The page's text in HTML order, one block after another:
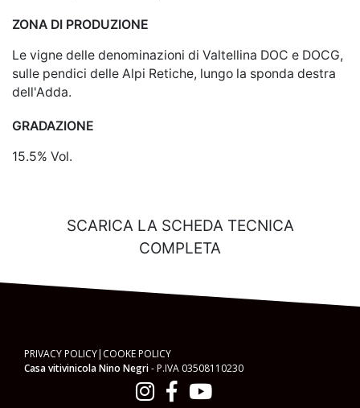
ZONA DI PRODUZIONE
Le vigne delle denominazioni di Valtellina DOC e DOCG,
sulle pendici delle Alpi Retiche, lungo la sponda destra
dell'Adda.
GRADAZIONE
15.5% Vol.
SCARICA LA SCHEDA TECNICA
COMPLETA
PRIVACY POLICY| COOKE POLICY
Casa vitivinicola Nino Negri-P.IVA 03508110230